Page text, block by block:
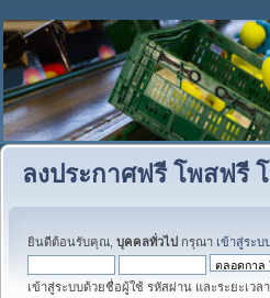
ลงประกาศฟรี โพสฟรี
ยินดีต้อนรับคุณ, บุคคลทั่วไป กรุณา เข้าสู่ระบ
เข้าสู่ระบบด้วยชื่อผู้ใช้ รหัสผ่าน และระยะเวล